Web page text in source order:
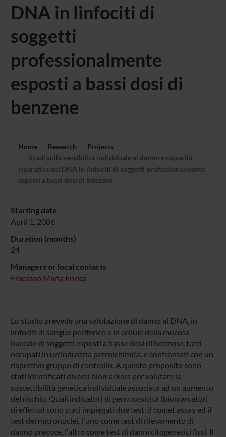
DNA in linfociti di
soggetti
professionalmente
esposti a bassi dosi di
benzene
Home Research
Projects
Studi sulla sensibilità individuale al danno e capacità
riparativa del DNA in linfociti di soggetti professionalmente
esposti a bassi dosi di benzene
Starting date
April 1, 2006
Duration (months)
24
Managers or local contacts
Fracasso Maria Enrica
Lo studio prevede una valutazione di danno al DNA, in
linfociti di sangue periferico e in cellule della mucosa
buccale di soggetti esposti a basse dosi di benzene, tutti
occupati in un'industria petrolchimica, e confrontati con un
rispettivo gruppo di controllo. A questo proposito sono
stati identificati diversi biomarkers per valutare la
suscettibilità genetica individuale associata ad un aumento
del rischio. Quali indicatori di genotossicità (biomarcatori
di effetto) sono stati impiegati due test: il comet assay ed il
test dei micronuclei, l'uno come test di rilevamento di
danno precoce, l'altro come test di danni citogenetici fissi. Il